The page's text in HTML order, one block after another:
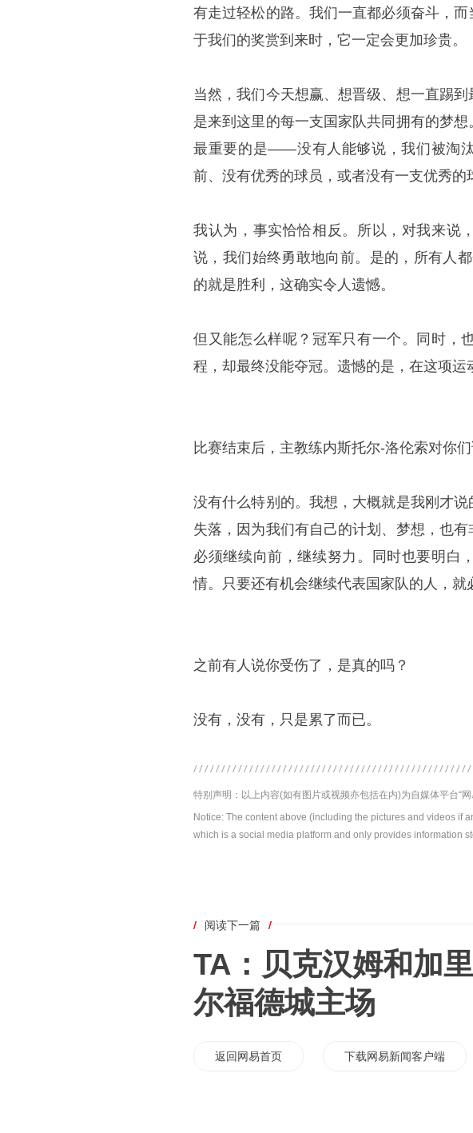
有走过轻松的路。我们一直都必须奋斗，
于我们的奖赏到来时，它一定会更加珍贵。
当然，我们今天想赢、想晋级、想一直踢
是来到这里的每一支国家队共同拥有的梦
最重要的是——没有人能够说，我们被淘
前、没有优秀的球员，或者没有一支优秀的
我认为，事实恰恰相反。所以，对我来说
说，我们始终勇敢地向前。是的，所有人
的就是胜利，这确实令人遗憾。
但又能怎么样呢？冠军只有一个。同时，
程，却最终没能夺冠。遗憾的是，在这项运
比赛结束后，主教练内斯托尔-洛伦索对你们
没有什么特别的。我想，大概就是我刚才
失落，因为我们有自己的计划、梦想，也
必须继续向前，继续努力。同时也要明白
情。只要还有机会继续代表国家队的人，就
之前有人说你受伤了，是真的吗？
没有，没有，只是累了而已。
特别声明：以上内容(如有图片或视频亦包括在内)为自媒体平台“
Notice: The content above (including the pictures and videos if
which is a social media platform and only provides information
/ 阅读下一篇 /
TA：贝克汉姆和加
尔福德城主场
返回网易首页 下载网易新闻客户端